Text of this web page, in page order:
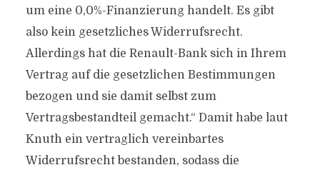
um eine 0,0%-Finanzierung handelt. Es gibt
also kein gesetzliches Widerrufsrecht.
Allerdings hat die Renault-Bank sich in Ihrem
Vertrag auf die gesetzlichen Bestimmungen
bezogen und sie damit selbst zum
Vertragsbestandteil gemacht.“ Damit habe laut
Knuth ein vertraglich vereinbartes
Widerrufsrecht bestanden, sodass die